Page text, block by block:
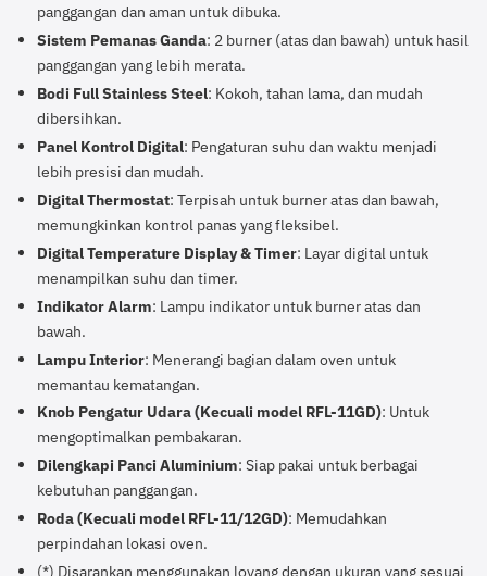
panggangan dan aman untuk dibuka.
Sistem Pemanas Ganda: 2 burner (atas dan bawah) untuk hasil
panggangan yang lebih merata.
Bodi Full Stainless Steel: Kokoh, tahan lama, dan mudah
dibersihkan.
Panel Kontrol Digital: Pengaturan suhu dan waktu menjadi
lebih presisi dan mudah.
Digital Thermostat: Terpisah untuk burner atas dan bawah,
memungkinkan kontrol panas yang fleksibel.
Digital Temperature Display & Timer: Layar digital untuk
menampilkan suhu dan timer.
Indikator Alarm: Lampu indikator untuk burner atas dan
bawah.
Lampu Interior: Menerangi bagian dalam oven untuk
memantau kematangan.
Knob Pengatur Udara (Kecuali model RFL-11GD): Untuk
mengoptimalkan pembakaran.
Dilengkapi Panci Aluminium: Siap pakai untuk berbagai
kebutuhan panggangan.
Roda (Kecuali model RFL-11/12GD): Memudahkan
perpindahan lokasi oven.
(*) Disarankan menggunakan loyang dengan ukuran yang sesuai